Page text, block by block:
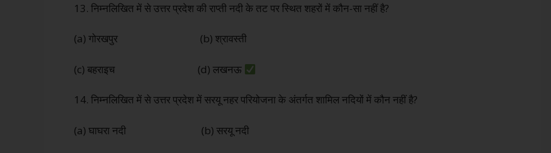
13. निम्नलिखित में से उत्तर प्रदेश की राप्ती नदी के तट पर स्थित शहरों में कौन-सा नहीं है?
(a) गोरखपुर (b) श्रावस्ती
(c) बहराइच (d) लखनऊ
14. निम्नलिखित में से उत्तर प्रदेश में सरयू नहर परियोजना के अंतर्गत शामिल नदियों में कौन नहीं है?
(a) घाघरा नदी (b) सरयू नदी